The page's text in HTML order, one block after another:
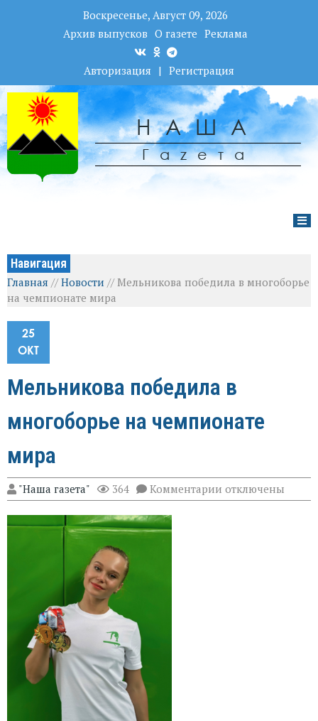
Воскресенье, Август 09, 2026
Архив выпусков О газете Реклама
Авторизация | Регистрация
НАША
Гаzета
Навигация
Главная //Новости // Мельникова победила в многоборье
на чемпионате мира
25
ОКТ
Мельникова победила в
многоборье на чемпионате
мира
"Наша газета" 364 Комментарии к
записи
отключены